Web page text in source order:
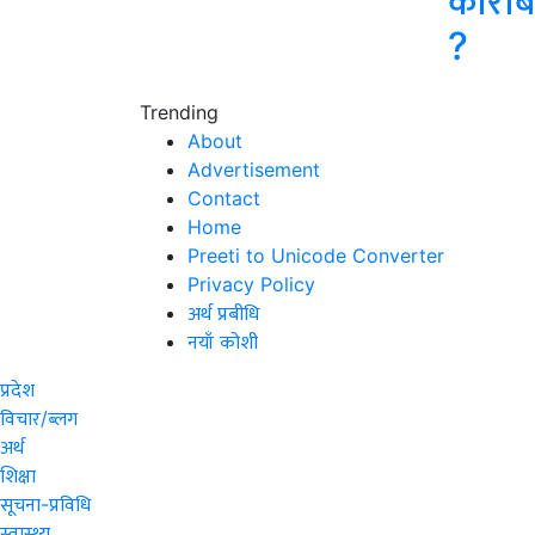
?
Trending
About
Advertisement
Contact
Home
Preeti to Unicode Converter
Privacy Policy
अर्थ प्रबीधि
नयाँ कोशी
प्रदेश
विचार/ब्लग
अर्थ
शिक्षा
सूचना-प्रविधि